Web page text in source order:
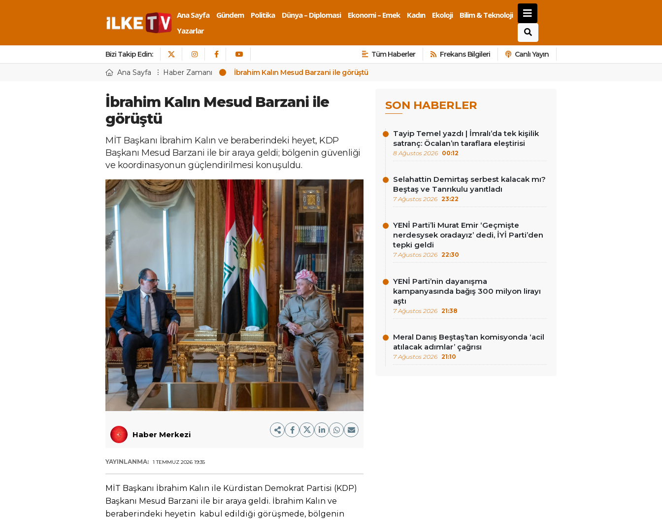
Ana Sayfa Gündem Politika Dünya – Diplomasi Ekonomi – Emek Kadın Ekoloji
Bilim & Teknoloji
Yazarlar
Bizi Takip Edin: Tüm Haberler Frekans Bilgileri Canlı Yayın
Ana Sayfa Haber Zamanı İbrahim Kalın Mesud Barzani ile görüştü
İbrahim Kalın Mesud Barzani ile
görüştü
MİT Başkanı İbrahim Kalın ve beraberindeki heyet, KDP
Başkanı Mesud Barzani ile bir araya geldi; bölgenin güvenliği
ve koordinasyonun güçlendirilmesi konuşuldu.
Haber Merkezi
YAYINLANMA: 1 TEMMUZ 2026 19:35
MİT Başkanı İbrahim Kalın ile Kürdistan Demokrat Partisi (KDP)
Başkanı Mesud Barzani ile bir araya geldi. İbrahim Kalın ve
beraberindeki heyetin kabul edildiği görüşmede, bölgenin
SON HABERLER
Tayip Temel yazdı | İmralı’da tek kişilik
satranç: Öcalan’ın taraflara eleştirisi
8 Ağustos 2026 00:12
Selahattin Demirtaş serbest kalacak mı?
Beştaş ve Tanrıkulu yanıtladı
7 Ağustos 2026 23:22
YENİ Parti’li Murat Emir ‘Geçmişte
nerdesysek oradayız’ dedi, İYİ Parti’den
tepki geldi
7 Ağustos 2026 22:30
YENİ Parti’nin dayanışma
kampanyasında bağış 300 milyon lirayı
aştı
7 Ağustos 2026 21:38
Meral Danış Beştaş’tan komisyonda ‘acil
atılacak adımlar’ çağrısı
7 Ağustos 2026 21:10